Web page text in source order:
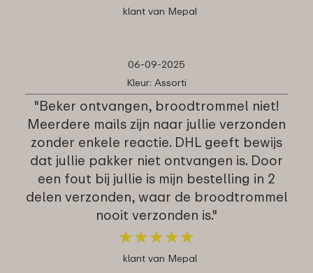
klant van Mepal
06-09-2025
Kleur: Assorti
"Beker ontvangen, broodtrommel niet!
Meerdere mails zijn naar jullie verzonden
zonder enkele reactie. DHL geeft bewijs
dat jullie pakker niet ontvangen is. Door
een fout bij jullie is mijn bestelling in 2
delen verzonden, waar de broodtrommel
nooit verzonden is."
★★★★★
★★★★★
klant van Mepal